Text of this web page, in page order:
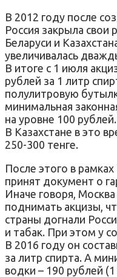
В 2012 году после
Россия закрыла свои
Беларуси и
увеличивалась
В итоге с 1 июля
рублей за 1 литр
полулитровую
минимальная
на уровне 100
В Казахстане в это
250-300 тенге.
После этого в
принят документ о
Иначе говоря,
поднимать акцизы,
страны догнали
и табак. При этом у
В 2016 году он
за литр спирта. А
водки – 190 рублей (1